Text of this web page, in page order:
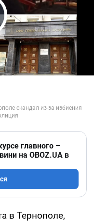
Video
главного –
на OBOZ.UA в
в Тернополе,